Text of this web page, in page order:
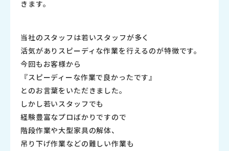
きます。
当社のスタッフは若いスタッフが多く
活気がありスピーディな作業を行えるのが特徴です。
今回もお客様から
『スピーディーな作業で良かったです』
とのお言葉をいただきました。
しかし若いスタッフでも
経験豊富なプロばかりですので
階段作業や大型家具の解体、
吊り下げ作業などの難しい作業も